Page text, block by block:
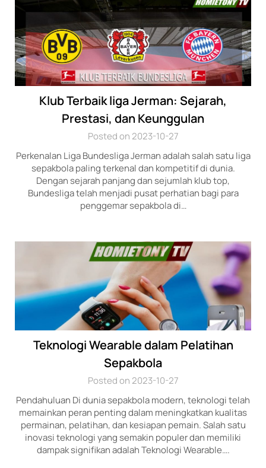
Klub Terbaik liga Jerman: Sejarah,
Prestasi, dan Keunggulan
Posted on 2023-10-27
Perkenalan Liga Bundesliga Jerman adalah salah satu liga
sepakbola paling terkenal dan kompetitif di dunia.
Dengan sejarah panjang dan sejumlah klub top,
Bundesliga telah menjadi pusat perhatian bagi para
penggemar sepakbola di…
Teknologi Wearable dalam Pelatihan
Sepakbola
Posted on 2023-10-27
Pendahuluan Di dunia sepakbola modern, teknologi telah
memainkan peran penting dalam meningkatkan kualitas
permainan, pelatihan, dan kesiapan pemain. Salah satu
inovasi teknologi yang semakin populer dan memiliki
dampak signifikan adalah Teknologi Wearable….